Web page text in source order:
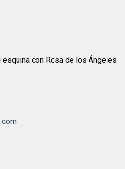
con Rosa de los Ángeles